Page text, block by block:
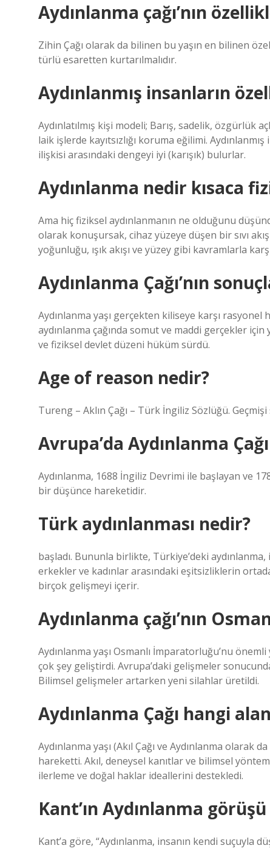
Aydınlanma çağı’nın
Zihin Çağı olarak da bilinen bu yaşın en bilinen
türlü esaretten kurtarılmalıdır.
Aydınlanmış insanların
Aydınlatılmış kişi modeli; Barış, sadelik, özgürlük
laik işlerde kayıtsızlığı koruma eğilimi.
ilişkisi arasındaki dengeyi iyi (karışık) bulurlar.
Aydınlanma nedir kısaca
Ama hiç fiziksel aydınlanmanın ne olduğunu
olarak konuşursak, cihaz yüzeye düşen bir sıvı
yoğunluğu, ışık akışı ve yüzey gibi kavramlarla
Aydınlanma Çağı’nın
Aydınlanma yaşı gerçekten kiliseye karşı rasyonel
aydınlanma çağında somut ve maddi gerçekler için
ve fiziksel devlet düzeni hüküm sürdü.
Age of reason nedir?
Tureng – Aklın Çağı – Türk İngiliz Sözlüğü.
Avrupa’da Aydınlanma
Aydınlanma, 1688 İngiliz Devrimi ile başlayan ve
bir düşünce hareketidir.
Türk aydınlanması nedir?
başladı. Bununla birlikte, Türkiye’deki
erkekler ve kadınlar arasındaki eşitsizliklerin
birçok gelişmeyi içerir.
Aydınlanma çağı’nın
Aydınlanma yaşı Osmanlı İmparatorluğu’nu
çok şey geliştirdi. Avrupa’daki gelişmeler
Bilimsel gelişmeler artarken yeni silahlar üretildi.
Aydınlanma Çağı hangi
Aydınlanma yaşı (Akıl Çağı ve Aydınlanma
hareketti. Akıl, deneysel kanıtlar ve bilimsel
ilerleme ve doğal haklar ideallerini destekledi.
Kant’ın Aydınlanma
Kant’a göre, “Aydınlanma, insanın kendi suçuyla